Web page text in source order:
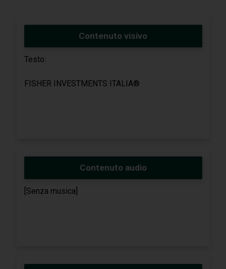
Contenuto visivo
Testo:
FISHER INVESTMENTS ITALIA®
Contenuto audio
[Senza musica]